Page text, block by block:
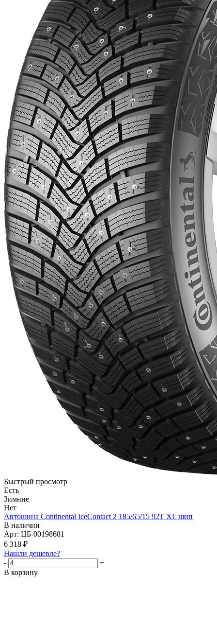
Быстрый просмотр
Есть
Зимние
Нет
Автошина Continental IceContact 2 185/65/15 92T XL шип
В наличии
Арт: ЦБ-00198681
6 318 ₽
Нашли дешевле?
-
+
В корзину